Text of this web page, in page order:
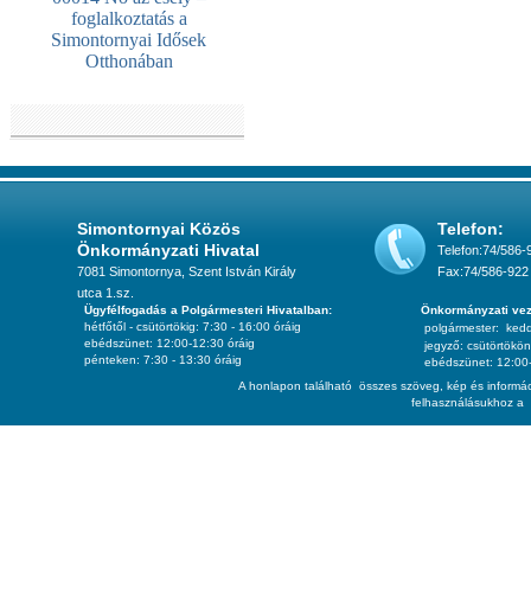
foglalkoztatás a
Simontornyai Idősek
Otthonában
Simontornyai Közös
Önkormányzati Hivatal
7081 Simontornya, Szent István Király
utca 1.sz.
Telefon:
Telefon:74/586-
Fax:74/586-922
A honlapon található összes szöveg, kép és
felhasználásukhoz a
Ügyfélfogadás a Polgármesteri Hivatalban:
hétfőtől - csütörtökig: 7:30 - 16:00 óráig
ebédszünet: 12:00-12:30 óráig
pénteken: 7:30 - 13:30 óráig
Önkormányzati
polgármester:
jegyző: csütörtökön
ebédszünet: